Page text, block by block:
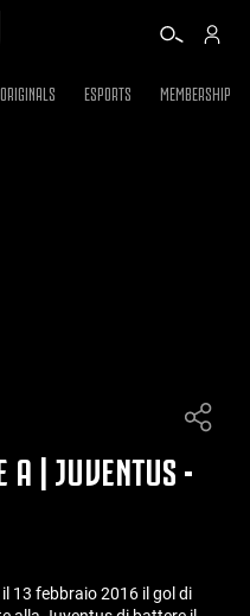
ORIGINALS ESPORTS MEMBERSHIP
A | JUVENTUS -
13 febbraio 2016 il gol di